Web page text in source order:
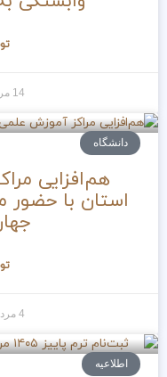
14 مرداد 1405
دانشگاه
هم‌افزایی
استان با حضور
4 مرداد 1405
اطلاعیه